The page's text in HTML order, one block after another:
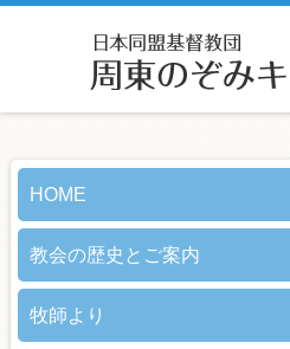
HOME
教会の歴史とご案内
牧師より